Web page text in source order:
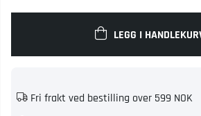
LEGG I
Fri frakt ved bestilling over 599 NOK